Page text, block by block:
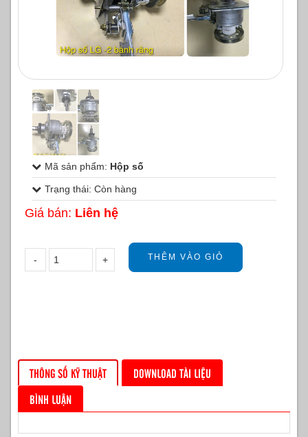
Mã sản phẩm: Hộp số
Trạng thái: Còn hàng
Giá bán: Liên hệ
THÔNG SỐ KỸ THUẬT
DOWNLOAD TÀI LIỆU
BÌNH LUẬN